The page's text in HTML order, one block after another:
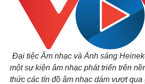
Đại tiệc Âm nhạc và Ánh sáng
một sự kiện âm nhạc phát triển trên
thức các tín đồ âm nhạc dám vượt